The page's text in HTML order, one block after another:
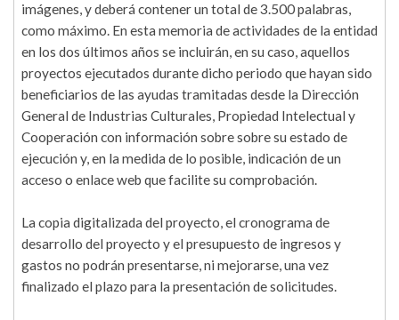
imágenes, y deberá contener un total de 3.500 palabras,
como máximo. En esta memoria de actividades de la entidad
en los dos últimos años se incluirán, en su caso, aquellos
proyectos ejecutados durante dicho periodo que hayan sido
beneficiarios de las ayudas tramitadas desde la Dirección
General de Industrias Culturales, Propiedad Intelectual y
Cooperación con información sobre sobre su estado de
ejecución y, en la medida de lo posible, indicación de un
acceso o enlace web que facilite su comprobación.
La copia digitalizada del proyecto, el cronograma de
desarrollo del proyecto y el presupuesto de ingresos y
gastos no podrán presentarse, ni mejorarse, una vez
finalizado el plazo para la presentación de solicitudes.